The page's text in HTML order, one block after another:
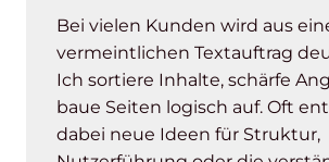
Bei vielen Kunden wird aus
vermeintlichen Textauftrag
Ich sortiere Inhalte, schärfe
baue Seiten logisch auf. Oft
dabei neue Ideen für Struktur,